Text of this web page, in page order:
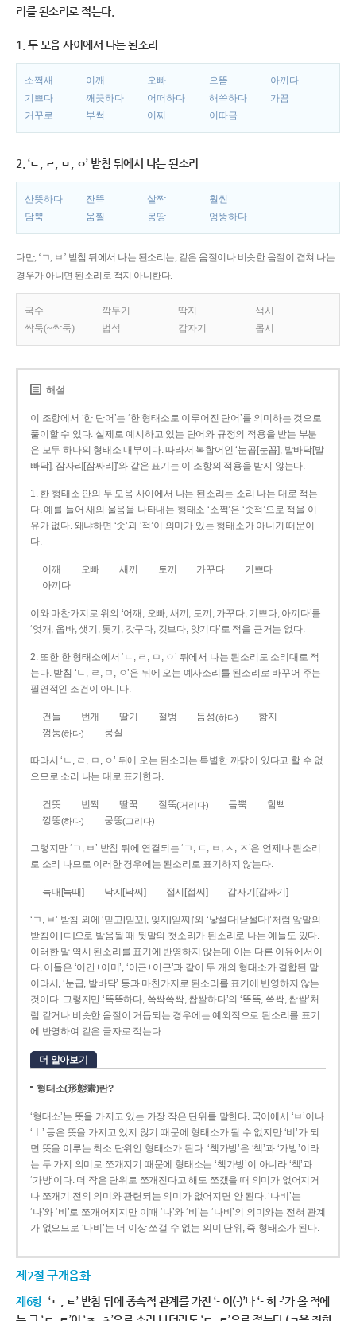
리를 된소리로 적는다.
1. 두 모음 사이에서 나는 된소리
소쩍새 어깨 오빠 으뜸
아끼다
기쁘다
깨끗하다 어떠하다 해쓱하다
가끔
거꾸로
부썩 어찌 이따금
2. ‘ㄴ, ㄹ, ㅁ, ㅇ’ 받침 뒤에서 나는 된소리
산뜻하다 잔뜩 살짝
훨씬
담뿍
움찔 몽땅 엉뚱하다
다만, ‘ㄱ, ㅂ’ 받침 뒤에서 나는 된소리는, 같은 음절이나 비슷한 음절이 겹쳐 나는
경우가 아니면 된소리로 적지 아니한다.
국수 깍두기 딱지
색시
싹둑(~싹둑)
법석 갑자기 몹시
해설
이 조항에서 ‘한 단어’는 ‘한 형태소로 이루어진 단어’를 의미하는 것으로
풀이할 수 있다. 실제로 예시하고 있는 단어와 규정의 적용을 받는 부분
은 모두 하나의 형태소 내부이다. 따라서 복합어인 ‘눈곱[눈꼽], 발바닥[발
빠닥], 잠자리[잠짜리]’와 같은 표기는 이 조항의 적용을 받지 않는다.
1. 한 형태소 안의 두 모음 사이에서 나는 된소리는 소리 나는 대로 적는
다. 예를 들어 새의 울음을 나타내는 형태소 ‘소쩍’은 ‘솟적’으로 적을 이
유가 없다. 왜냐하면 ‘솟’과 ‘적’이 의미가 있는 형태소가 아니기 때문이
다.
어깨 오빠 새끼 토끼 가꾸다
기쁘다
아끼다
이와 마찬가지로 위의 ‘어깨, 오빠, 새끼, 토끼, 가꾸다, 기쁘다, 아끼다’를
‘엇개, 옵바, 샛기, 톳기, 갓구다, 깃브다, 앗기다’로 적을 근거는 없다.
2. 또한 한 형태소에서 ‘ㄴ, ㄹ, ㅁ, ㅇ’ 뒤에서 나는 된소리도 소리대로 적
는다. 받침 ‘ㄴ, ㄹ, ㅁ, ㅇ’은 뒤에 오는 예사소리를 된소리로 바꾸어 주는
필연적인 조건이 아니다.
건들 번개 딸기 절벙 듬성(하다)
함지
껑둥(하다) 뭉실
따라서 ‘ㄴ, ㄹ, ㅁ, ㅇ’ 뒤에 오는 된소리는 특별한 까닭이 있다고 할 수 없
으므로 소리 나는 대로 표기한다.
건뜻 번쩍 딸꾹 절뚝(거리다) 듬뿍
함빡
껑뚱(하다) 뭉뚱(그리다)
그렇지만 ‘ㄱ, ㅂ’ 받침 뒤에 연결되는 ‘ㄱ, ㄷ, ㅂ, ㅅ, ㅈ’은 언제나 된소리
로 소리 나므로 이러한 경우에는 된소리로 표기하지 않는다.
늑대[늑때] 낙지[낙찌] 접시[접씨] 갑자기[갑짜기]
‘ㄱ, ㅂ’ 받침 외에 ‘믿고[믿꼬], 잊지[읻찌]’와 ‘낯설다[낟썰다]’처럼 앞말의
받침이 [ㄷ]으로 발음될 때 뒷말의 첫소리가 된소리로 나는 예들도 있다.
이러한 말 역시 된소리를 표기에 반영하지 않는데 이는 다른 이유에서이
다. 이들은 ‘어간+어미’, ‘어근+어근’과 같이 두 개의 형태소가 결합된 말
이라서, ‘눈곱, 발바닥’ 등과 마찬가지로 된소리를 표기에 반영하지 않는
것이다. 그렇지만 ‘똑똑하다, 쓱싹쓱싹, 쌉쌀하다’의 ‘똑똑, 쓱싹, 쌉쌀’처
럼 같거나 비슷한 음절이 거듭되는 경우에는 예외적으로 된소리를 표기
에 반영하여 같은 글자로 적는다.
더 알아보기
형태소(形態素)란?
‘형태소’는 뜻을 가지고 있는 가장 작은 단위를 말한다. 국어에서 ‘ㅂ’이나
‘ㅣ’ 등은 뜻을 가지고 있지 않기 때문에 형태소가 될 수 없지만 ‘비’가 되
면 뜻을 이루는 최소 단위인 형태소가 된다. ‘책가방’은 ‘책’과 ‘가방’이라
는 두 가지 의미로 쪼개지기 때문에 형태소는 ‘책가방’이 아니라 ‘책’과
‘가방’이다. 더 작은 단위로 쪼개진다고 해도 쪼갰을 때 의미가 없어지거
나 쪼개기 전의 의미와 관련되는 의미가 없어지면 안 된다. ‘나비’는
‘나’와 ‘비’로 쪼개어지지만 이때 ‘나’와 ‘비’는 ‘나비’의 의미와는 전혀 관계
가 없으므로 ‘나비’는 더 이상 쪼갤 수 없는 의미 단위, 즉 형태소가 된다.
제2절 구개음화
제6항 ‘ㄷ, ㅌ’ 받침 뒤에 종속적 관계를 가진 ‘- 이(-)’나 ‘- 히 -’가 올 적에